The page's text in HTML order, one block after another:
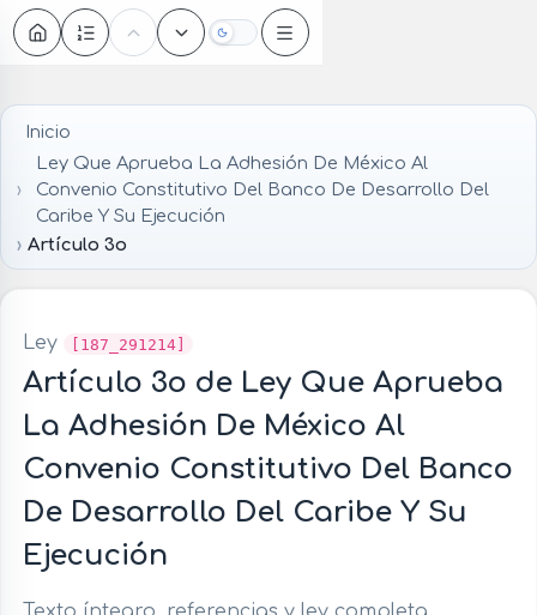
Oscuro
Inicio
Ley Que Aprueba La Adhesión De México Al
Convenio Constitutivo Del Banco De Desarrollo Del
Caribe Y Su Ejecución
Artículo 3o
Ley [187_291214]
Artículo 3o de Ley Que Aprueba
La Adhesión De México Al
Convenio Constitutivo Del Banco
De Desarrollo Del Caribe Y Su
Ejecución